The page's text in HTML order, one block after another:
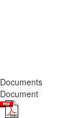
Documents
Document